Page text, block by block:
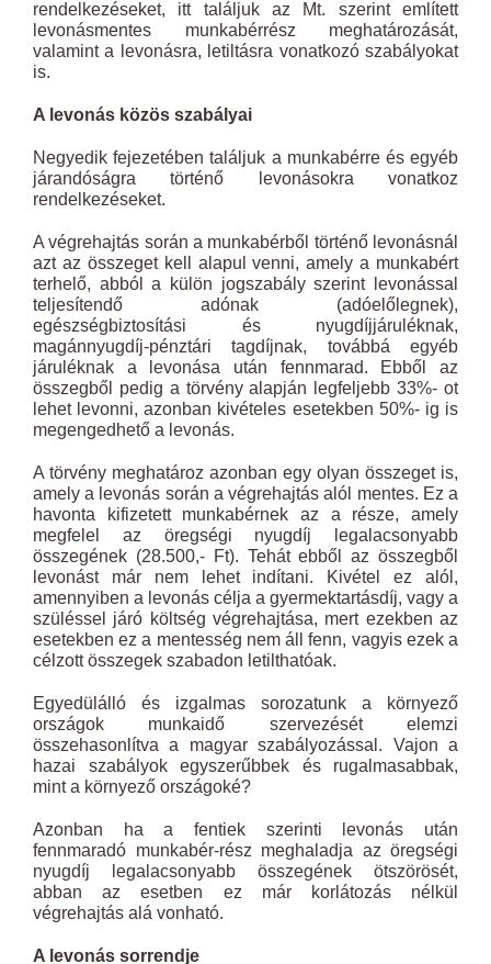
rendelkezéseket, itt találjuk az Mt. szerint említett
levonásmentes munkabérrész meghatározását,
valamint a levonásra, letiltásra vonatkozó szabályokat
is.
A levonás közös szabályai
Negyedik fejezetében találjuk a munkabérre és egyéb
járandóságra történő levonásokra vonatkoz
rendelkezéseket.
A végrehajtás során a munkabérből történő levonásnál
azt az összeget kell alapul venni, amely a munkabért
terhelő, abból a külön jogszabály szerint levonással
teljesítendő adónak (adóelőlegnek),
egészségbiztosítási és nyugdíjjáruléknak,
magánnyugdíj-pénztári tagdíjnak, továbbá egyéb
járuléknak a levonása után fennmarad. Ebből az
összegből pedig a törvény alapján legfeljebb 33%- ot
lehet levonni, azonban kivételes esetekben 50%- ig is
megengedhető a levonás.
A törvény meghatároz azonban egy olyan összeget is,
amely a levonás során a végrehajtás alól mentes. Ez a
havonta kifizetett munkabérnek az a része, amely
megfelel az öregségi nyugdíj legalacsonyabb
összegének (28.500,- Ft). Tehát ebből az összegből
levonást már nem lehet indítani. Kivétel ez alól,
amennyiben a levonás célja a gyermektartásdíj, vagy a
szüléssel járó költség végrehajtása, mert ezekben az
esetekben ez a mentesség nem áll fenn, vagyis ezek a
célzott összegek szabadon letilthatóak.
Egyedülálló és izgalmas sorozatunk a környező
országok munkaidő szervezését elemzi
összehasonlítva a magyar szabályozással. Vajon a
hazai szabályok egyszerűbbek és rugalmasabbak,
mint a környező országoké?
Azonban ha a fentiek szerinti levonás után
fennmaradó munkabér-rész meghaladja az öregségi
nyugdíj legalacsonyabb összegének ötszörösét,
abban az esetben ez már korlátozás nélkül
végrehajtás alá vonható.
A levonás sorrendje